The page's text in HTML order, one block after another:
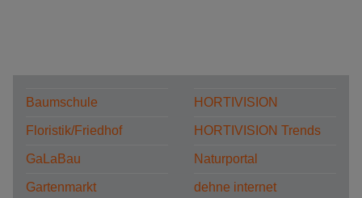
Baumschule
Floristik/Friedhof
GaLaBau
Gartenmarkt
HORTIVISION
HORTIVISION Trends
Naturportal
dehne internet